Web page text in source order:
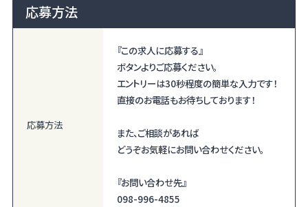
応募方法
応募方法
『この求人に応募する』
ボタンよりご応募ください。
エントリーは30秒程度の簡単な入力です！
直接のお電話もお待ちしております！
また、ご相談があれば
どうぞお気軽にお問い合わせください。
『お問い合わせ先』
098-996-4855